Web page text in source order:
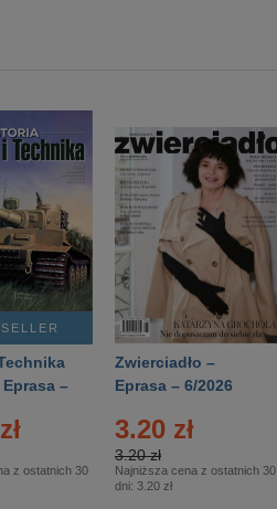
–
z ostatnich 30
Zwierciadło –
Eprasa – 6/2026
3.20 zł
3.20 zł
Najniższa cena z ostatnich 30
dni: 3.20 zł